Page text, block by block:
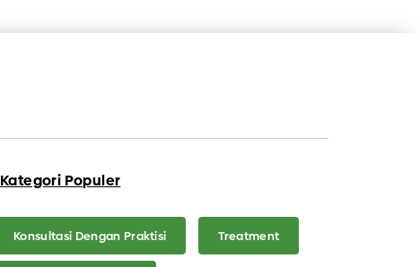
Kategori Populer
Konsultasi Dengan Praktisi Treatment